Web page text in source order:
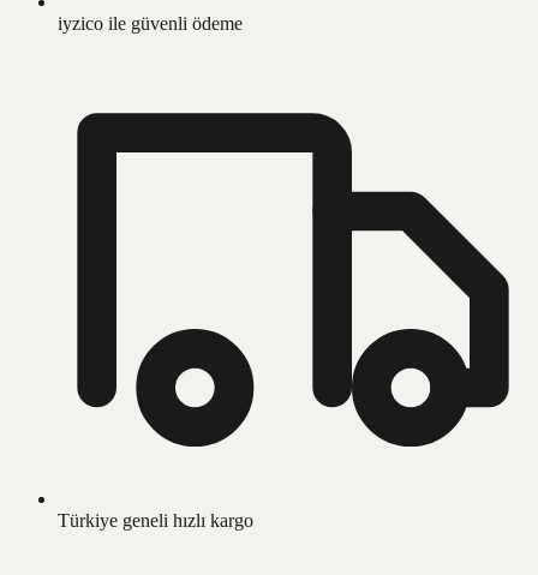
iyzico ile güvenli ödeme
Türkiye geneli hızlı kargo